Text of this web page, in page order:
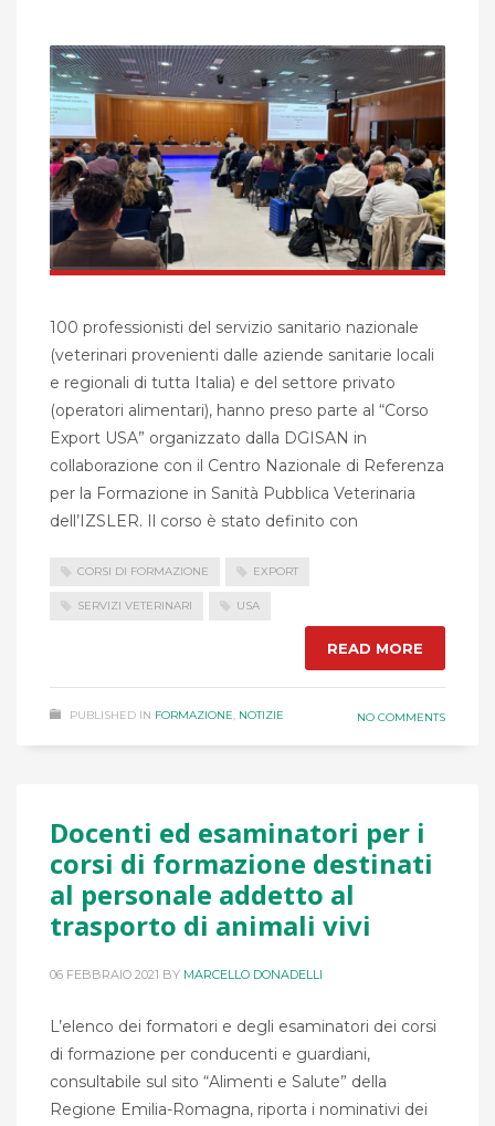
100 professionisti del servizio sanitario nazionale
(veterinari provenienti dalle aziende sanitarie locali
e regionali di tutta Italia) e del settore privato
(operatori alimentari), hanno preso parte al “Corso
Export USA” organizzato dalla DGISAN in
collaborazione con il Centro Nazionale di Referenza
per la Formazione in Sanità Pubblica Veterinaria
dell’IZSLER. Il corso è stato definito con
CORSI DI FORMAZIONE EXPORT
SERVIZI VETERINARI USA
READ MORE
PUBLISHED IN FORMAZIONE, NOTIZIE NO COMMENTS
Docenti ed esaminatori per i
corsi di formazione destinati
al personale addetto al
trasporto di animali vivi
06 FEBBRAIO 2021 BY MARCELLO DONADELLI
L’elenco dei formatori e degli esaminatori dei corsi
di formazione per conducenti e guardiani,
consultabile sul sito “Alimenti e Salute” della
Regione Emilia-Romagna, riporta i nominativi dei